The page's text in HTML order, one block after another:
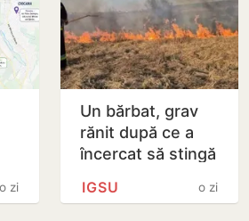
o zi
Un bărbat, grav
rănit după ce a
încercat să stingă
vegetație
o zi
IGSU